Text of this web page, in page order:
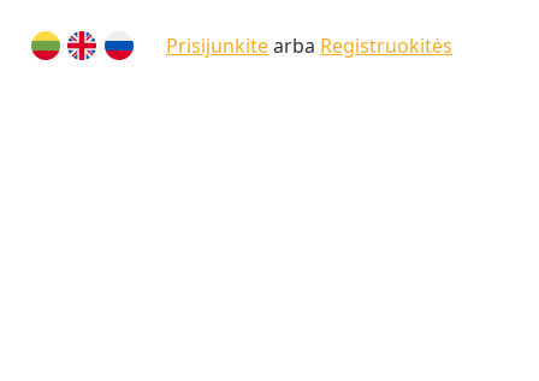
Prisijunkitearba Registruokitės